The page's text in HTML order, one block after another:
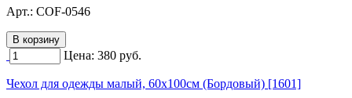
Арт.: COF-0546
Цена: 380 руб.
Чехол для одежды малый, 60х100см (Бордовый) [1601]